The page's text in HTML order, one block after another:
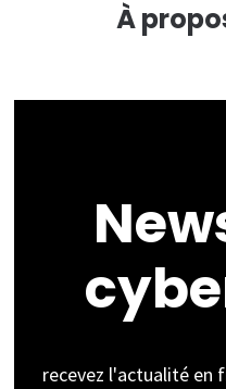
À
recevez l'actualité en